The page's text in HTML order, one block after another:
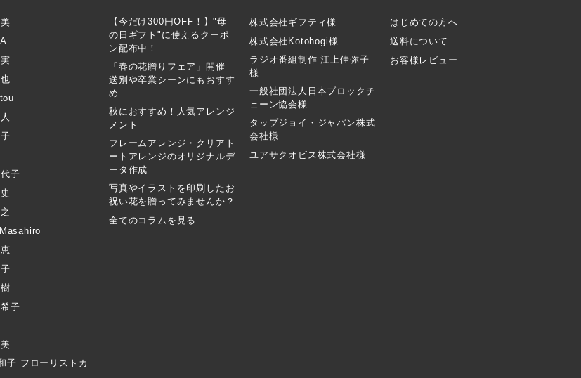
子
子
子 フローリストカ
【今だけ300円OFF！】"母
の日ギフト"に使えるクーポ
ン配布中！
「春の花贈りフェア」開催｜
送別や卒業シーンにもおすす
め
秋におすすめ！人気アレンジ
メント
フレームアレンジ・クリアト
ートアレンジのオリジナルデ
ータ作成
写真やイラストを印刷したお
祝い花を贈ってみませんか？
全てのコラムを見る
株式会社ギフティ様
株式会社Kotohogi様
ラジオ番組制作 江上佳弥子
様
一般社団法人日本ブロックチ
ェーン協会様
タップジョイ・ジャパン株式
会社様
ユアサクオビス株式会社様
はじめての方へ
送料について
お客様レビュー